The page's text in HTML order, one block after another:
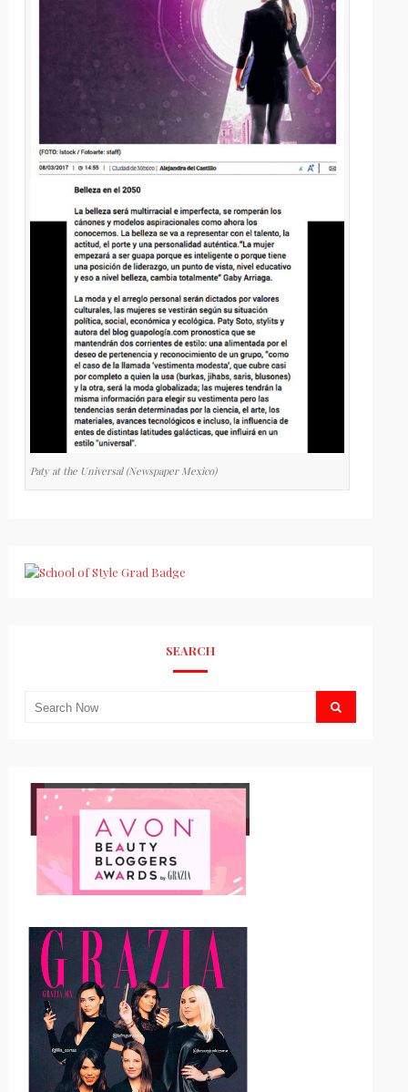
Paty at the Universal (Newspaper Mexico)
SEARCH